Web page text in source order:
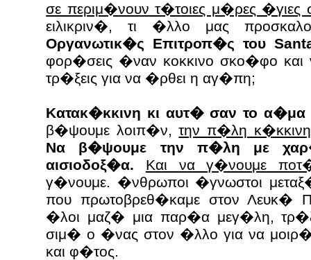
σε περιμ�νουν τ�τοιες μ�ρες
ειλικριν�, τι �λλο μας
Οργανωτικ�ς Επιτροπ�ς του
φορ�σεις �ναν κοκκινο σκο�φο
τρ�ξεις για να �ρθει η αγ�πη;
Κατακ�κκινη κι αυτ� σαν το
β�ψουμε λοιπ�ν,την π�λη
Να β�ψουμε την π�λη με
αισιοδοξ�α.
Και να γ�νουμε
γ�νουμε. �νθρωποι �γνωστοι
που πρωτοβρεθ�καμε στον Λευκ�
�λοι μαζ� μια παρ�α μεγ�λη,
σιμ� ο �νας στον �λλο για να
και φ�τος.